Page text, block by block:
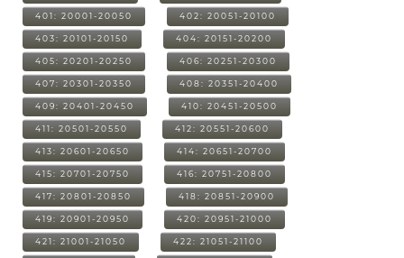
401: 20001-20050 402: 20051-20100
403: 20101-20150 404: 20151-20200
405: 20201-20250 406: 20251-20300
407: 20301-20350 408: 20351-20400
409: 20401-20450 410: 20451-20500
411: 20501-20550 412: 20551-20600
413: 20601-20650 414: 20651-20700
415: 20701-20750 416: 20751-20800
417: 20801-20850 418: 20851-20900
419: 20901-20950 420: 20951-21000
421: 21001-21050 422: 21051-21100